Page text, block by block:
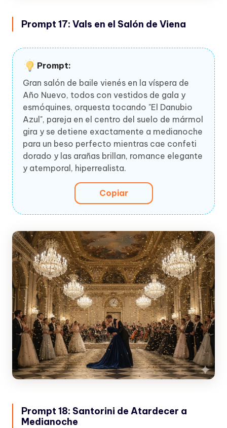
Prompt 17: Vals en el Salón de Viena
Prompt:
Gran salón de baile vienés en la víspera de
Año Nuevo, todos con vestidos de gala y
esmóquines, orquesta tocando "El Danubio
Azul", pareja en el centro del suelo de mármol
gira y se detiene exactamente a medianoche
para un beso perfecto mientras cae confeti
dorado y las arañas brillan, romance elegante
y atemporal, hiperrealista.
Copiar
Prompt 18: Santorini de Atardecer a
Medianoche